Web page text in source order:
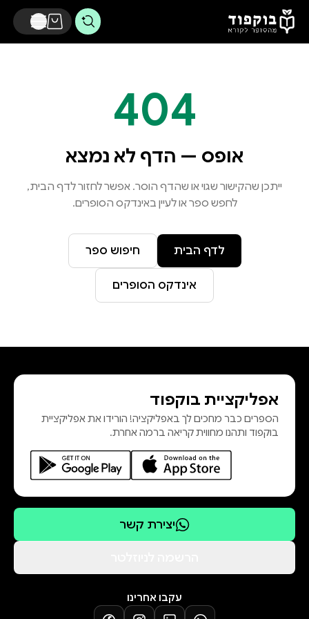
דלג לתוכן הראשי
404
אופס — הדף לא נמצא
ייתכן שהקישור שגוי או שהדף הוסר. אפשר לחזור לדף הבית,
לחפש ספר או לעיין באינדקס הסופרים.
לדף הבית חיפוש ספר
אינדקס הסופרים
אפליקציית בוקפוד
הספרים כבר מחכים לך באפליקציה! הורידו את אפליקציית
בוקפוד ותהנו מחווית קריאה ברמה אחרת.
יצירת קשר
עקבו אחרינו